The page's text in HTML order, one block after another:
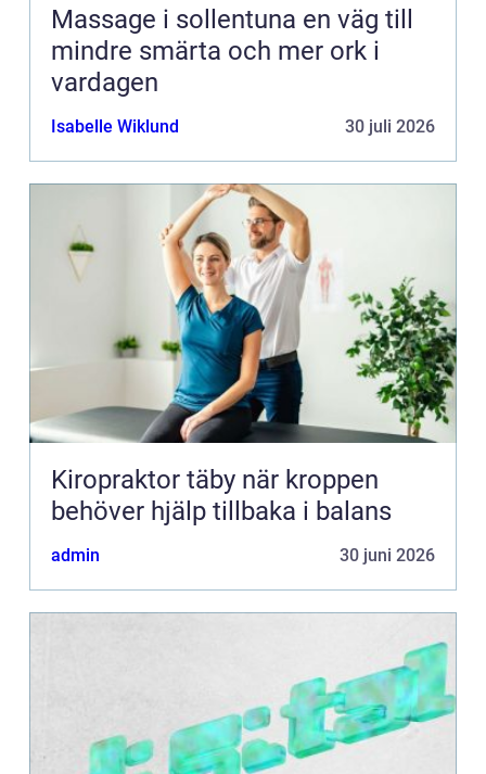
Massage i sollentuna en väg till
mindre smärta och mer ork i
vardagen
Isabelle Wiklund 30 juli 2026
Kiropraktor täby när kroppen
behöver hjälp tillbaka i balans
admin 30 juni 2026